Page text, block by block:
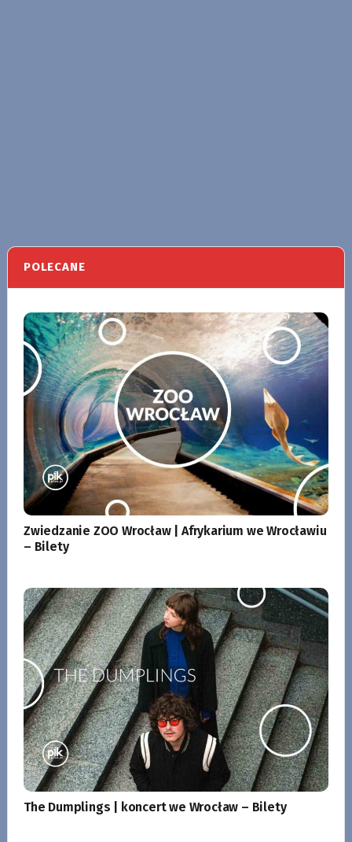
POLECANE
Zwiedzanie ZOO Wrocław | Afrykarium we Wrocławiu
– Bilety
The Dumplings | koncert we Wrocław – Bilety